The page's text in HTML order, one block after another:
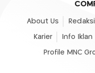
About Us Redaksi
Karier Info Iklan
Profile MNC